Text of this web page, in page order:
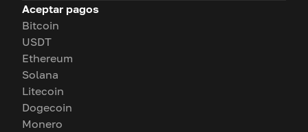
Aceptar pagos
Bitcoin
USDT
Ethereum
Solana
Litecoin
Dogecoin
Monero